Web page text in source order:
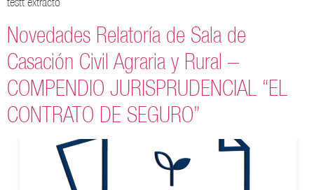
Novedades Relatoría de Sala de
Casación Civil Agraria y Rural –
COMPENDIO JURISPRUDENCIAL “EL
CONTRATO DE SEGURO”